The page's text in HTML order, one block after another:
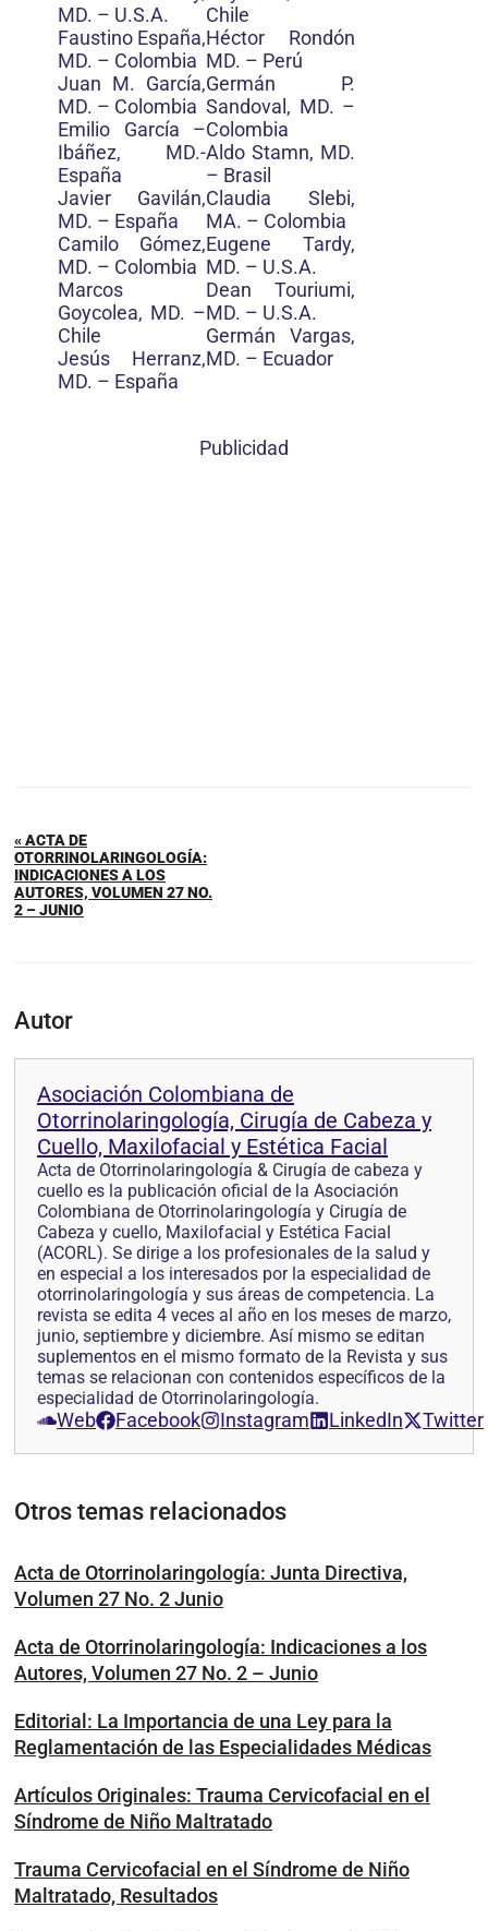
MD. – U.S.A.
Faustino España,
MD. – Colombia
Juan M. García,
MD. – Colombia
Emilio García –
Ibáñez, MD.-
España
Javier Gavilán,
MD. – España
Camilo Gómez,
MD. – Colombia
Marcos
Goycolea, MD. –
Chile
Jesús Herranz,
MD. – España
Chile
Héctor Rondón
MD. – Perú
Germán P.
Sandoval, MD. –
Colombia
Aldo Stamn, MD.
– Brasil
Claudia Slebi,
MA. – Colombia
Eugene Tardy,
MD. – U.S.A.
Dean Touriumi,
MD. – U.S.A.
Germán Vargas,
MD. – Ecuador
Publicidad
« ACTA DE
OTORRINOLARINGOLOGÍA:
INDICACIONES A LOS
AUTORES, VOLUMEN 27 NO.
2 – JUNIO
Autor
Asociación Colombiana de
Otorrinolaringología, Cirugía de Cabeza y
Cuello, Maxilofacial y Estética Facial
Acta de Otorrinolaringología & Cirugía de cabeza y
cuello es la publicación oficial de la Asociación
Colombiana de Otorrinolaringología y Cirugía de
Cabeza y cuello, Maxilofacial y Estética Facial
(ACORL). Se dirige a los profesionales de la salud y
en especial a los interesados por la especialidad de
otorrinolaringología y sus áreas de competencia. La
revista se edita 4 veces al año en los meses de marzo,
junio, septiembre y diciembre. Así mismo se editan
suplementos en el mismo formato de la Revista y sus
temas se relacionan con contenidos específicos de la
especialidad de Otorrinolaringología.
Web Facebook Instagram LinkedIn Twitter
Otros temas relacionados
Acta de Otorrinolaringología: Junta Directiva,
Volumen 27 No. 2 Junio
Acta de Otorrinolaringología: Indicaciones a los
Autores, Volumen 27 No. 2 – Junio
Editorial: La Importancia de una Ley para la
Reglamentación de las Especialidades Médicas
Artículos Originales: Trauma Cervicofacial en el
Síndrome de Niño Maltratado
Trauma Cervicofacial en el Síndrome de Niño
Maltratado, Resultados